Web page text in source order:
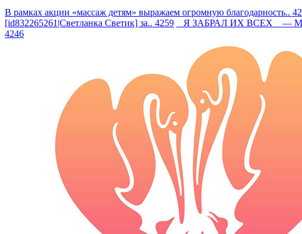
В рамках акции «массаж детям» выражаем огромную благодарность..
[id832265261|Светланка Светик] за.. 4259
Я ЗАБРАЛ ИХ ВСЕХ — Мои
4246